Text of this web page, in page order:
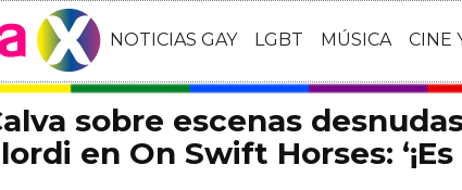
NOTICIAS GAY LGBT MÚSICA CINE
sobre escenas
en On Swift Horses: